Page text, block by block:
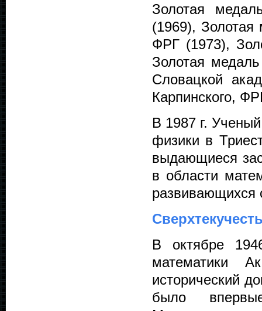
Золотая
(1969),
ФРГ (1973),
Золотая
Словацкой
Карпинского,
В 1987 г.
физики в
выдающиеся
в области
развивающихся
В октябре
математики
исторический
было